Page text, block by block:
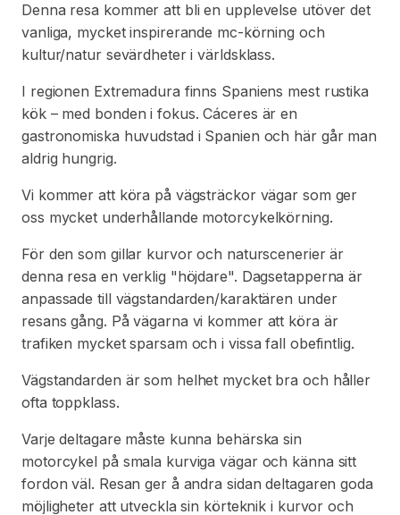
Denna resa kommer att bli en upplevelse utöver det
vanliga, mycket inspirerande mc-körning och
kultur/natur sevärdheter i världsklass.
I regionen Extremadura finns Spaniens mest rustika
kök – med bonden i fokus. Cáceres är en
gastronomiska huvudstad i Spanien och här går man
aldrig hungrig.
Vi kommer att köra på vägsträckor vägar som ger
oss mycket underhållande motorcykelkörning.
För den som gillar kurvor och naturscenerier är
denna resa en verklig "höjdare". Dagsetapperna är
anpassade till vägstandarden/karaktären under
resans gång. På vägarna vi kommer att köra är
trafiken mycket sparsam och i vissa fall obefintlig.
Vägstandarden är som helhet mycket bra och håller
ofta toppklass.
Varje deltagare måste kunna behärska sin
motorcykel på smala kurviga vägar och känna sitt
fordon väl. Resan ger å andra sidan deltagaren goda
möjligheter att utveckla sin körteknik i kurvor och